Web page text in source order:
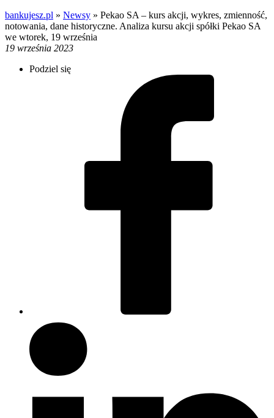
bankujesz.pl » Newsy » Pekao SA – kurs akcji, wykres, zmienność,
notowania, dane historyczne. Analiza kursu akcji spółki Pekao SA
we wtorek, 19 września
19 września 2023
Podziel się